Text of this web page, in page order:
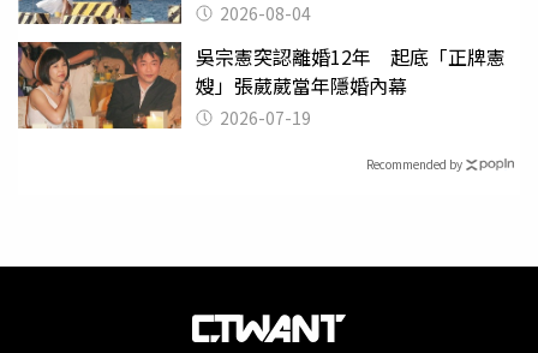
2026-08-04
吳宗憲突認離婚12年 起底「正牌憲
嫂」張葳葳當年隱婚內幕
2026-07-19
Recommended by